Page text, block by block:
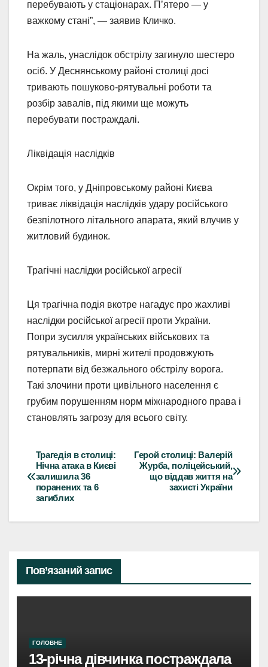
перебувають у стаціонарах. П’ятеро — у
важкому стані”, — заявив Кличко.
На жаль, унаслідок обстрілу загинуло шестеро
осіб. У Деснянському районі столиці досі
тривають пошуково-рятувальні роботи та
розбір завалів, під якими ще можуть
перебувати постраждалі.
Ліквідація наслідків
Окрім того, у Дніпровському районі Києва
триває ліквідація наслідків удару російського
безпілотного літального апарата, який влучив у
житловий будинок.
Трагічні наслідки російської агресії
Ця трагічна подія вкотре нагадує про жахливі
наслідки російської агресії проти України.
Попри зусилля українських військових та
рятувальників, мирні жителі продовжують
потерпати від безжального обстрілу ворога.
Такі злочини проти цивільного населення є
грубим порушенням норм міжнародного права і
становлять загрозу для всього світу.
Навігація
записів
Герой столиці: Валерій
Журба, поліцейський,
що віддав життя на
захисті України
Трагедія в столиці:
Нічна атака в Києві
залишила 36
поранених та 6
загиблих
Пов’язаний запис
ГОЛОВНЕ
13-річна дівчинка постраждала